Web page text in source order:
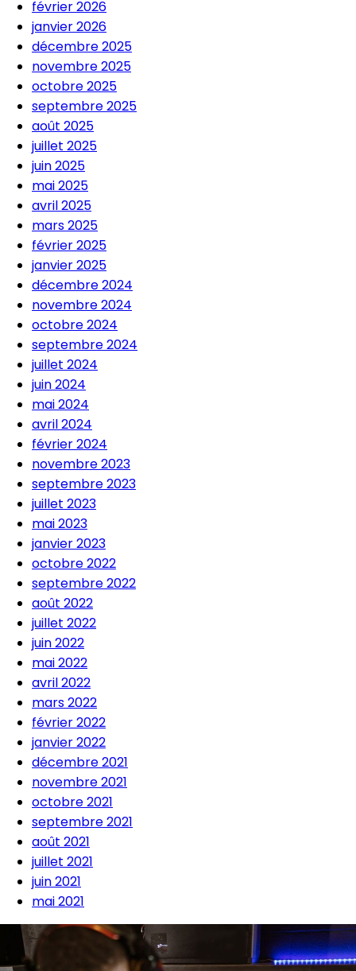
février 2026
janvier 2026
décembre 2025
novembre 2025
octobre 2025
septembre 2025
août 2025
juillet 2025
juin 2025
mai 2025
avril 2025
mars 2025
février 2025
janvier 2025
décembre 2024
novembre 2024
octobre 2024
septembre 2024
juillet 2024
juin 2024
mai 2024
avril 2024
février 2024
novembre 2023
septembre 2023
juillet 2023
mai 2023
janvier 2023
octobre 2022
septembre 2022
août 2022
juillet 2022
juin 2022
mai 2022
avril 2022
mars 2022
février 2022
janvier 2022
décembre 2021
novembre 2021
octobre 2021
septembre 2021
août 2021
juillet 2021
juin 2021
mai 2021